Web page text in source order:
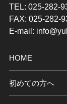
TEL: 025-282-
FAX: 025-282-
E-mail:
HOME
初めての方へ